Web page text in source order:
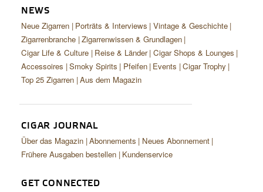
CIGAR LIFE & CULTURE
REISE & LÄNDER
ZIGARRENBRANCHE
NEWS
Neue Zigarren Porträts & Interviews Vintage & Geschichte
Zigarrenbranche Zigarrenwissen & Grundlagen
Cigar Life & Culture Reise & Länder Cigar Shops & Lounges
Accessoires Smoky Spirits Pfeifen Events Cigar Trophy
Top 25 Zigarren Aus dem Magazin
CIGAR JOURNAL
Über das Magazin Abonnements
Neues Abonnement
Frühere Ausgaben bestellen Kundenservice
GET CONNECTED